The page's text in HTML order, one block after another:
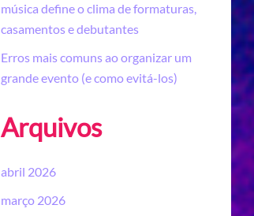
música define o clima de formaturas,
casamentos e debutantes
Erros mais comuns ao organizar um
grande evento (e como evitá-los)
Arquivos
abril 2026
março 2026